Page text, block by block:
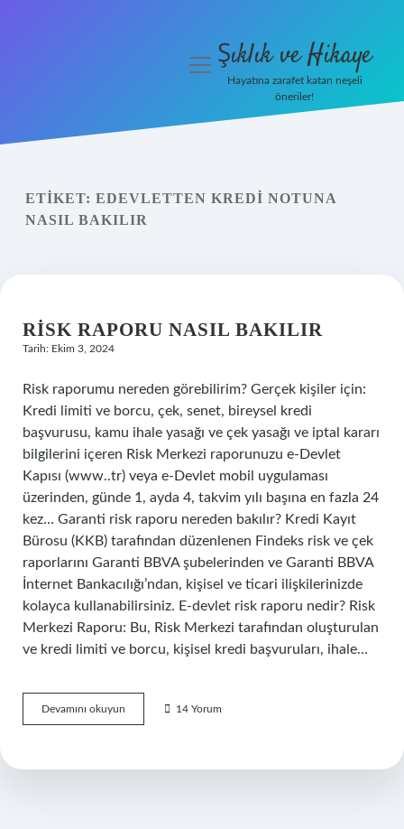
Olur
Gizlilik Politikası
menüyüŞıklık ve Hikaye
Hayatına zarafet katan neşeli
öneriler!
ETIKET: EDEVLETTEN KREDI NOTUNA
NASIL BAKILIR
RISK RAPORU NASIL BAKILIR
Tarih: Ekim 3, 2024
Risk raporumu nereden görebilirim? Gerçek kişiler için:
Kredi limiti ve borcu, çek, senet, bireysel kredi
başvurusu, kamu ihale yasağı ve çek yasağı ve iptal kararı
bilgilerini içeren Risk Merkezi raporunuzu e-Devlet
Kapısı (www..tr) veya e-Devlet mobil uygulaması
üzerinden, günde 1, ayda 4, takvim yılı başına en fazla 24
kez… Garanti risk raporu nereden bakılır? Kredi Kayıt
Bürosu (KKB) tarafından düzenlenen Findeks risk ve çek
raporlarını Garanti BBVA şubelerinden ve Garanti BBVA
İnternet Bankacılığı’ndan, kişisel ve ticari ilişkilerinizde
kolayca kullanabilirsiniz. E-devlet risk raporu nedir? Risk
Merkezi Raporu: Bu, Risk Merkezi tarafından oluşturulan
ve kredi limiti ve borcu, kişisel kredi başvuruları, ihale…
Devamını okuyun
Raporu
14 Yorum